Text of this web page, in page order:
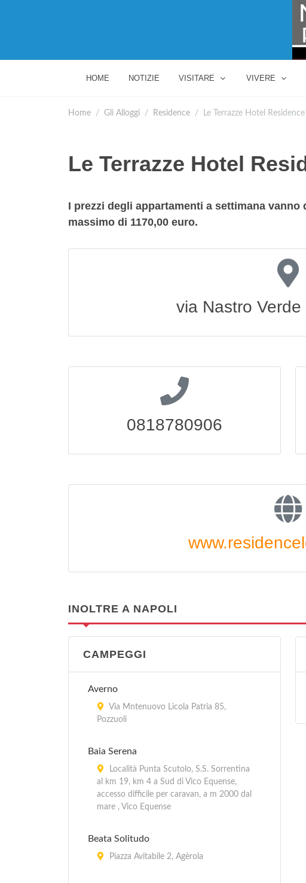
HOME NOTIZIE VISITARE VIVERE
Home Gli Alloggi Residence Le Terrazze Hotel Residence
Le Terrazze Hotel
I prezzi degli appartamenti a settimana vanno
massimo di 1170,00 euro.
via Nastro
0818780906
INOLTRE A NAPOLI
CAMPEGGI
Averno
Via Mntenuovo Licola Patria 85,
Pozzuoli
Baia Serena
Località Punta Scutolo, S.S. Sorrentina
al km 19, km 4 a Sud di Vico Equense,
accesso difficile per caravan, a m 2000 dal
mare , Vico Equense
Beata Solitudo
Piazza Avitabile 2, Agèrola